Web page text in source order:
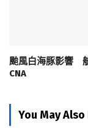
颱風白海豚影響
CNA
You May Also